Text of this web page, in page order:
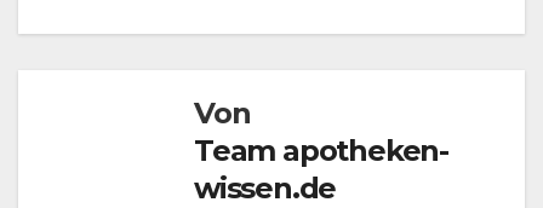
Von
Team apotheken-
wissen.de